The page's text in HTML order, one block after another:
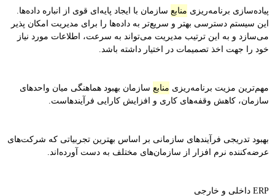
پیاده‌سازی برنامه‌ریزی منابع سازمان با ایجاد پایه‌ای قوی از انباره داده‌ها.
این سیستم دسترسی بهتر و سریع‌تر به داده‌ها را برای مدیریت امکان پذیر
می‌سازد و به این ترتیب مدیریت می‌تواند به سرعت، اطلاعات مورد نیاز
خود را جهت اخذ تصمیمات در اختیار داشته باشد.
مهم‌ترین مزیت برنامه‌ریزی منابع سازمان بهبود هماهنگی میان واحدهای
سازمان، کاهش وقفه‌های کاری و افزایش کارایی فرآیندهاست.
بهبود تدریجی فرآیندهای سازمانی بر اساس بهترین تجربیاتی که شرکت‌های
عرضه‌کننده نرم افزار از سازمان‌های مختلف به دست آورده‌اند.
ERP داخلی و خارجی